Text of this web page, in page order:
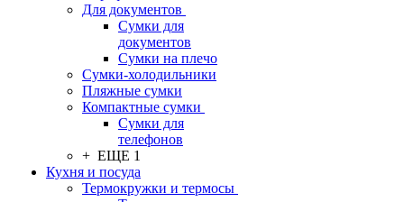
Для документов
Сумки для
документов
Сумки на плечо
Сумки-холодильники
Пляжные сумки
Компактные сумки
Сумки для
телефонов
+ ЕЩЕ 1
Кухня и посуда
Термокружки и термосы